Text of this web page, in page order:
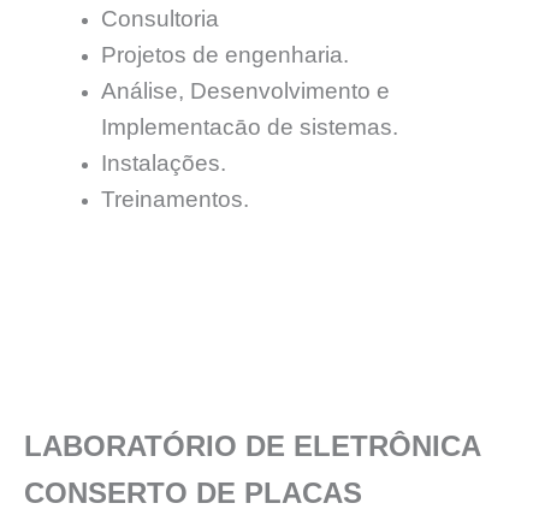
Consultoria
Projetos de engenharia.
Análise, Desenvolvimento e
Implementacāo de sistemas.
Instalações.
Treinamentos.
LABORATÓRIO DE ELETRÔNICA
CONSERTO DE PLACAS